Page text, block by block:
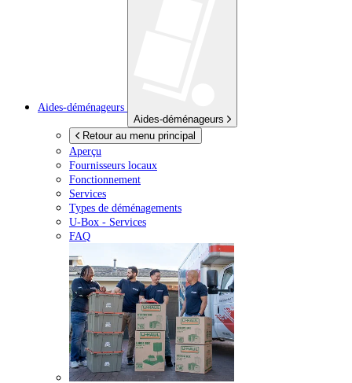
Aides-déménageurs
Aides-déménageurs
Retour au menu principal
Aperçu
Fournisseurs locaux
Fonctionnement
Services
Types de déménagements
U-Box - Services
FAQ